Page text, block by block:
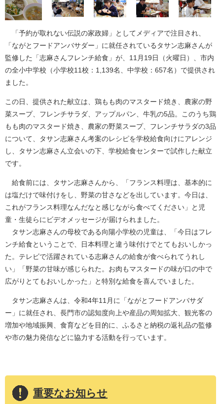
「予約が取れない伝説の家政婦」としてメディアで注目され、
「ながとフードアンバサダー」に就任されているタサン志麻さんが
監修した「志麻さんフレンチ給食」が、11月19日（火曜日）、市内
の全小中学校（小学校11校：1,139名、中学校：657名）で提供され
ました。
この日、提供された献立は、鶏もも肉のマスタード焼き、農家の野
菜スープ、フレンチサラダ、アップルパン、牛乳の5品。このうち鶏
もも肉のマスタード焼き、農家の野菜スープ、フレンチサラダの3品
について、タサン志麻さん考案のレシピを学校給食向けにアレンジ
し、タサン志麻さん立会いの下、学校給食センターで試作した献立
です。
給食前には、タサン志麻さんから、「フランス料理は、基本的に
は塩だけで味付けをし、野菜の甘さなどを出しています。今日は、
これがフランス料理なんだなと感じながら食べてください」と児
童・生徒らにビデオメッセージが届けられました。
タサン志麻さんの母校である向陽小学校の児童は、「今日はフレ
ンチ給食ということで、日本料理と違う味付けでとてもおいしかっ
た。テレビで活躍されている志麻さんの給食が食べられてうれし
い」「野菜の甘味が感じられた。お肉もマスタードの味が口の中で
広がりとてもおいしかった」と特別な給食を喜んでいました。
タサン志麻さんは、令和4年11月に「ながとフードアンバサダ
ー」に就任され、長門市の認知度向上や産品の周知拡大、観光客の
増加や地域振興、食育などを目的に、ふるさと納税の返礼品の監修
や市の魅力発信などに協力する活動を行っています。
重要なお知らせ